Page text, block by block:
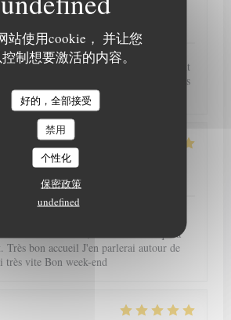
站使用cookie， 并让您
制想要激活的内容。
好的，全部接受
禁用
个性化
保密政策
undefined
- 来宾 2
que nous nous rendons dans ce restaurant
secteur d Arras. Nous reviendrons sans
personnel agréable et joli cadre.
5/5
votre resto avec cette nouvelle
carte très variée, avec une amie qui a
Très bon accueil J'en parlerai autour de
très vite Bon week-end
Le Petit Theatre